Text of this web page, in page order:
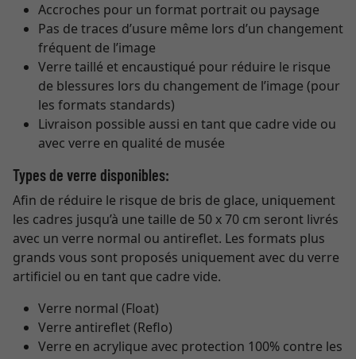
Accroches pour un format portrait ou paysage
Pas de traces d’usure même lors d’un changement
fréquent de l’image
Verre taillé et encaustiqué pour réduire le risque
de blessures lors du changement de l’image (pour
les formats standards)
Livraison possible aussi en tant que cadre vide ou
avec verre en qualité de musée
Types de verre disponibles:
Afin de réduire le risque de bris de glace, uniquement
les cadres jusqu’à une taille de 50 x 70 cm seront livrés
avec un verre normal ou antireflet. Les formats plus
grands vous sont proposés uniquement avec du verre
artificiel ou en tant que cadre vide.
Verre normal (Float)
Verre antireflet (Reflo)
Verre en acrylique avec protection 100% contre les